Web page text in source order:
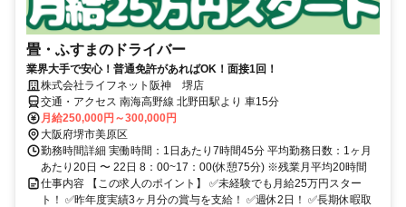
畳・ふすまのドライバー
業界大手で安心！普通免許があればOK！面接1回！
株式会社ライフネット阪神 堺店
交通・アクセス 南海高野線 北野田駅より 車15分
月給250,000円～300,000円
大阪府堺市美原区
勤務時間詳細 実働時間：1日あたり7時間45分 平均勤務日数：1ヶ月
あたり20日 〜 22日 8：00~17：00(休憩75分) ※残業月平均20時間
仕事内容 【この求人のポイント】 ✅未経験でも月給25万円スター
ト！ ✅昨年度実績3ヶ月分の賞与を支給！ ✅週休2日！ ✅長期休暇取